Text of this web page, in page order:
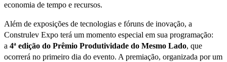
economia de tempo e recursos.
Além de exposições de tecnologias e fóruns de inovação, a
Construlev Expo terá um momento especial em sua programação:
a 4ª edição do Prêmio Produtividade do Mesmo Lado, que
ocorrerá no primeiro dia do evento. A premiação, organizada por um